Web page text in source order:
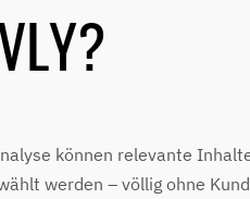
können relevante
werden – völlig ohne